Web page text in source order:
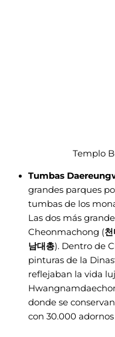
Templo
Tumbas
grandes parques
tumbas de los
Las dos más
Cheonmachong (
남대총). Dentro de
pinturas de la
reflejaban la vida
donde se
con 30.000